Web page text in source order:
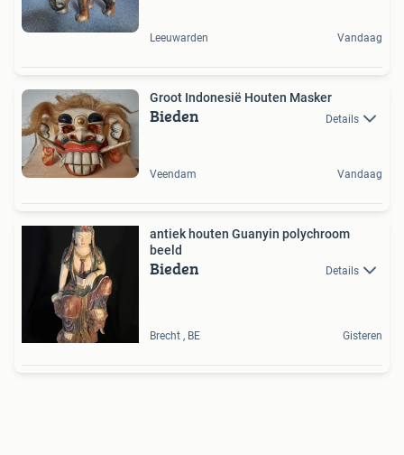
Leeuwarden Vandaag
Groot Indonesië Houten Masker
Bieden Details
Veendam Vandaag
antiek houten Guanyin polychroom
beeld
Bieden Details
Brecht , BE Gisteren